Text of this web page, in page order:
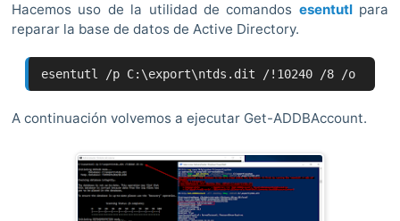
Hacemos uso de la utilidad de comandos esentutlpara
reparar la base de datos de Active Directory.
esentutl /p C:\export\ntds.dit /!10240 /8 /o
A continuación volvemos a ejecutar Get-ADDBAccount.